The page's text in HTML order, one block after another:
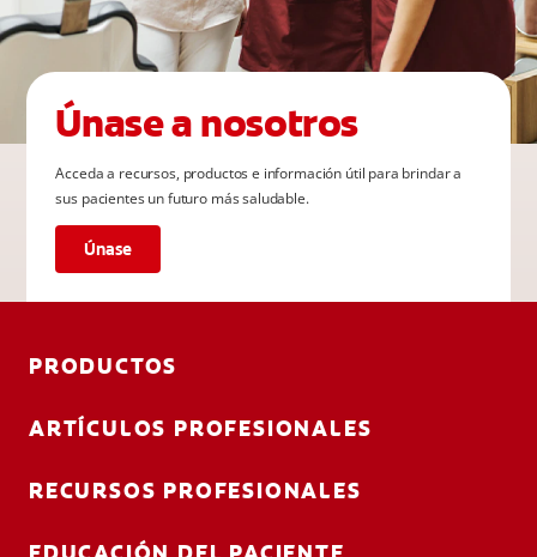
Únase a nosotros
Acceda a recursos, productos e información útil para brindar a
sus pacientes un futuro más saludable.
Únase
PRODUCTOS
ARTÍCULOS PROFESIONALES
RECURSOS PROFESIONALES